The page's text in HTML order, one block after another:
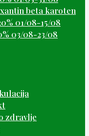
beta karoten
01/08-15/08
03/08-23/08
zdravlje